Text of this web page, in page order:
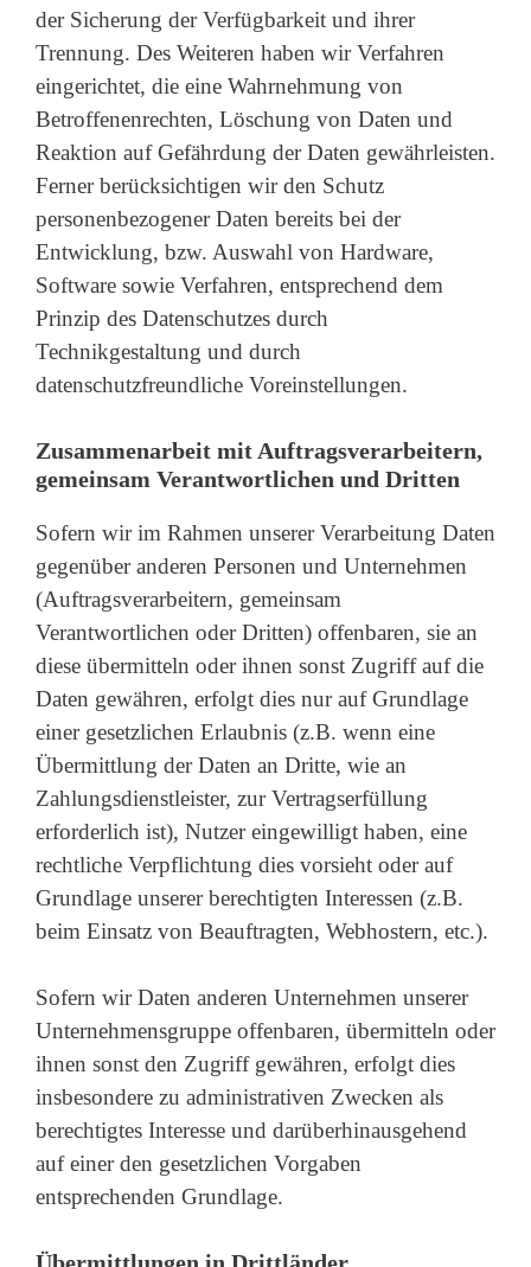
der Sicherung der Verfügbarkeit und ihrer
Trennung. Des Weiteren haben wir Verfahren
eingerichtet, die eine Wahrnehmung von
Betroffenenrechten, Löschung von Daten und
Reaktion auf Gefährdung der Daten gewährleisten.
Ferner berücksichtigen wir den Schutz
personenbezogener Daten bereits bei der
Entwicklung, bzw. Auswahl von Hardware,
Software sowie Verfahren, entsprechend dem
Prinzip des Datenschutzes durch
Technikgestaltung und durch
datenschutzfreundliche Voreinstellungen.
Zusammenarbeit mit Auftragsverarbeitern,
gemeinsam Verantwortlichen und Dritten
Sofern wir im Rahmen unserer Verarbeitung Daten
gegenüber anderen Personen und Unternehmen
(Auftragsverarbeitern, gemeinsam
Verantwortlichen oder Dritten) offenbaren, sie an
diese übermitteln oder ihnen sonst Zugriff auf die
Daten gewähren, erfolgt dies nur auf Grundlage
einer gesetzlichen Erlaubnis (z.B. wenn eine
Übermittlung der Daten an Dritte, wie an
Zahlungsdienstleister, zur Vertragserfüllung
erforderlich ist), Nutzer eingewilligt haben, eine
rechtliche Verpflichtung dies vorsieht oder auf
Grundlage unserer berechtigten Interessen (z.B.
beim Einsatz von Beauftragten, Webhostern, etc.).
Sofern wir Daten anderen Unternehmen unserer
Unternehmensgruppe offenbaren, übermitteln oder
ihnen sonst den Zugriff gewähren, erfolgt dies
insbesondere zu administrativen Zwecken als
berechtigtes Interesse und darüberhinausgehend
auf einer den gesetzlichen Vorgaben
entsprechenden Grundlage.
Übermittlungen in Drittländer